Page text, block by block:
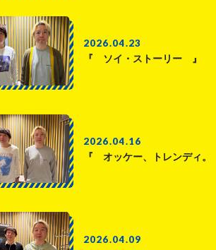
2026.04.23
『 ソイ・ストーリー 』
2026.04.16
『 オッケー、トレンディ
2026.04.09